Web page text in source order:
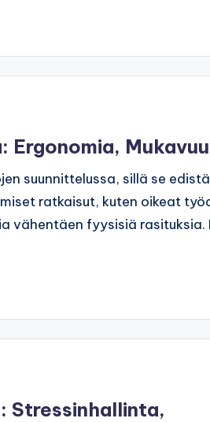
suunnittelussa, sillä se
ratkaisut, kuten oikeat
vähentäen fyysisiä rasituksia.
Stressinhallinta,